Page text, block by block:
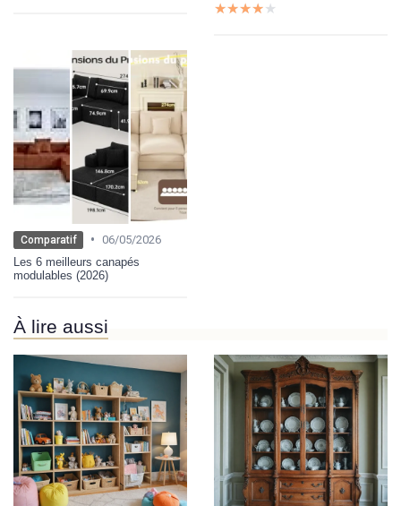
★★★★★
★★★★★
Comparatif • 06/05/2026
Les 6 meilleurs canapés
modulables (2026)
À lire aussi